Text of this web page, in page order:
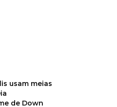
usam meias
de Down